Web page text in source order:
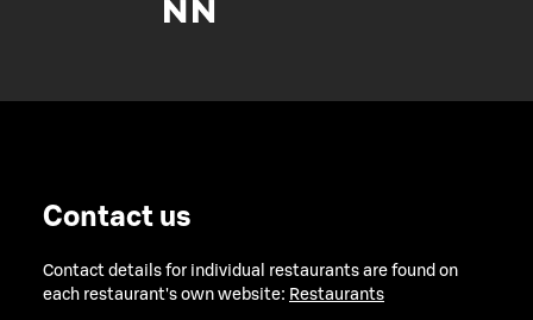
Contact us
Contact details for individual restaurants are found on
each restaurant's own website: Restaurants